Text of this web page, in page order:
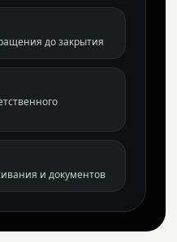
до закрытия
и документов